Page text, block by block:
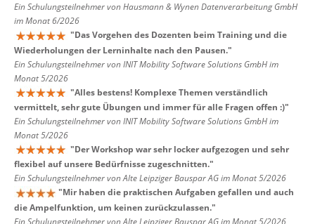
Ein Schulungsteilnehmer von Hausmann & Wynen Datenverarbeitung GmbH
im Monat 6/2026
"Das Vorgehen des Dozenten beim Training und die
Wiederholungen der Lerninhalte nach den Pausen."
Ein Schulungsteilnehmer von INIT Mobility Software Solutions GmbH im
Monat 5/2026
"Alles bestens! Komplexe Themen verständlich
vermittelt, sehr gute Übungen und immer für alle Fragen offen :)"
Ein Schulungsteilnehmer von INIT Mobility Software Solutions GmbH im
Monat 5/2026
"Der Workshop war sehr locker aufgezogen und sehr
flexibel auf unsere Bedürfnisse zugeschnitten."
Ein Schulungsteilnehmer von Alte Leipziger Bauspar AG im Monat 5/2026
"Mir haben die praktischen Aufgaben gefallen und auch
die Ampelfunktion, um keinen zurückzulassen."
Ein Schulungsteilnehmer von Alte Leipziger Bauspar AG im Monat 5/2026